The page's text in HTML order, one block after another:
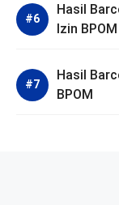
Hasil
Izin BPOM
Hasil
BPOM